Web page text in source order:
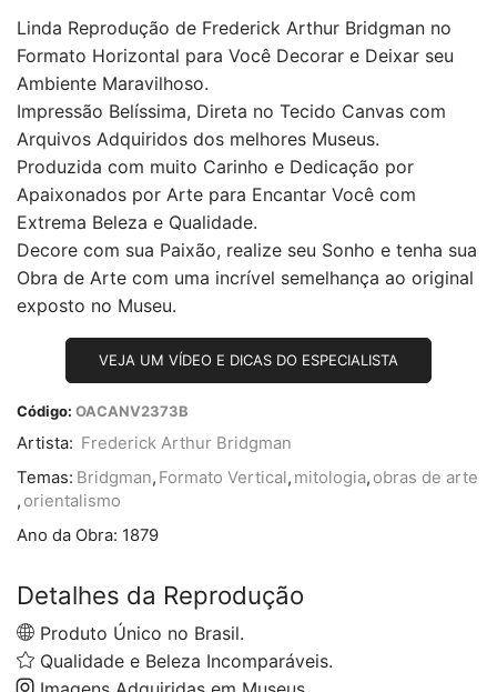
Linda Reprodução de Frederick Arthur Bridgman no
Formato Horizontal para Você Decorar e Deixar seu
Ambiente Maravilhoso.
Impressão Belíssima, Direta no Tecido Canvas com
Arquivos Adquiridos dos melhores Museus.
Produzida com muito Carinho e Dedicação por
Apaixonados por Arte para Encantar Você com
Extrema Beleza e Qualidade.
Decore com sua Paixão, realize seu Sonho e tenha sua
Obra de Arte com uma incrível semelhança ao original
exposto no Museu.
VEJA UM VÍDEO E DICAS DO ESPECIALISTA
Código: OACANV2373B
Artista: Frederick Arthur Bridgman
Temas: Bridgman, Formato Vertical, mitologia, obras de arte
, orientalismo
Ano da Obra: 1879
Detalhes da Reprodução
Produto Único no Brasil.
Qualidade e Beleza Incomparáveis.